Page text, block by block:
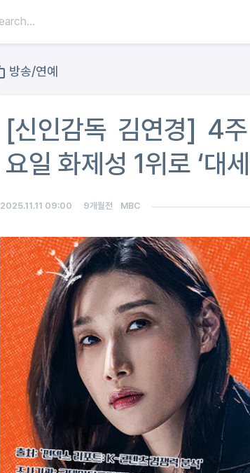
방송/연예
[신인감독 김연경] 4
요일 화제성 1위로 ‘대
2025.11.11 09:00 9개월전 MBC